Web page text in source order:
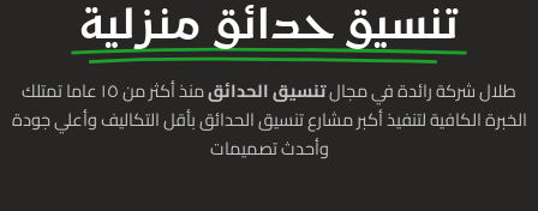
تنسيق حدائق منزلية
طلال شركة رائدة في مجالتنسيق الحدائق
منذ أكثر من ١٥ عاما تمتلك
الخبرة الكافية لتنفيذ أكبر مشارع تنسيق الحدائق بأقل التكاليف وأعلي جودة
وأحدث تصميمات